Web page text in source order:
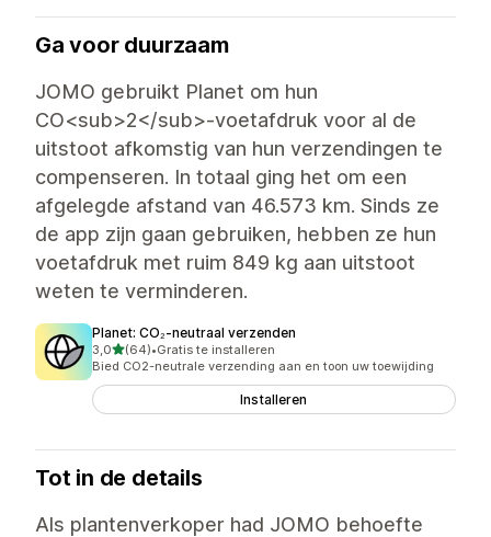
Ga voor duurzaam
JOMO gebruikt Planet om hun
CO<sub>2</sub>-voetafdruk voor al de
uitstoot afkomstig van hun verzendingen te
compenseren. In totaal ging het om een
afgelegde afstand van 46.573 km. Sinds ze
de app zijn gaan gebruiken, hebben ze hun
voetafdruk met ruim 849 kg aan uitstoot
weten te verminderen.
Planet: CO₂‑neutraal verzenden
3,0van 5 sterren
(64)
64 recensies in totaal
•Gratis te installeren
Bied CO2-neutrale verzending aan en toon uw toewijding
Installeren
Tot in de details
Als plantenverkoper had JOMO behoefte